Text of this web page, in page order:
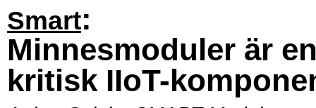
Smart:
Minnesmoduler är
kritisk IIoT-